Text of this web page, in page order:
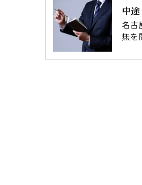
中途
名古
無を